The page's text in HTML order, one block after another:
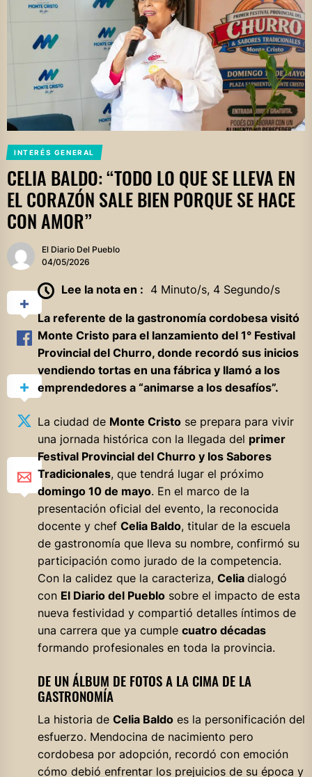
INTERÉS GENERAL
CELIA BALDO: “TODO LO QUE SE LLEVA EN
EL CORAZÓN SALE BIEN PORQUE SE HACE
CON AMOR”
El Diario Del Pueblo
04/05/2026
Lee la nota en : 4 Minuto/s, 4 Segundo/s
La referente de la gastronomía cordobesa visitó
Monte Cristo para el lanzamiento del 1° Festival
Provincial del Churro, donde recordó sus inicios
vendiendo tortas en una fábrica y llamó a los
emprendedores a “animarse a los desafíos”.
La ciudad de Monte Cristose prepara para vivir
una jornada histórica con la llegada del primer
Festival Provincial del Churro y los Sabores
Tradicionales, que tendrá lugar el próximo
domingo 10 de mayo. En el marco de la
presentación oficial del evento, la reconocida
docente y chef Celia Baldo, titular de la escuela
de gastronomía que lleva su nombre, confirmó su
participación como jurado de la competencia.
Con la calidez que la caracteriza, Celia dialogó
con El Diario del Pueblosobre el impacto de esta
nueva festividad y compartió detalles íntimos de
una carrera que ya cumple cuatro décadas
formando profesionales en toda la provincia.
DE UN ÁLBUM DE FOTOS A LA CIMA DE LA
GASTRONOMÍA
La historia de Celia Baldoes la personificación del
esfuerzo. Mendocina de nacimiento pero
cordobesa por adopción, recordó con emoción
cómo debió enfrentar los prejuicios de su época y